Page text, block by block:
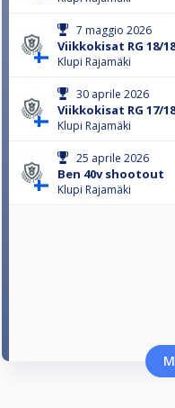
7 maggio 2026
Viikkokisat RG 18/18
Klupi Rajamäki
30 aprile 2026
Viikkokisat RG 17/18
Klupi Rajamäki
25 aprile 2026
Ben 40v shootout
Klupi Rajamäki